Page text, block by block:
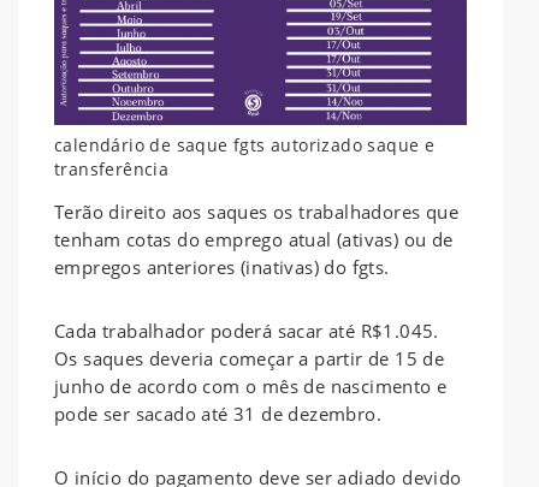
calendário de saque fgts autorizado saque e
transferência
Terão direito aos saques os trabalhadores que
tenham cotas do emprego atual (ativas) ou de
empregos anteriores (inativas) do fgts.
Cada trabalhador poderá sacar até R$1.045.
Os saques deveria começar a partir de 15 de
junho de acordo com o mês de nascimento e
pode ser sacado até 31 de dezembro.
O início do pagamento deve ser adiado devido